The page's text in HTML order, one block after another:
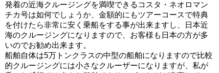
発着の近海クルージングを満喫できるコスタ・ネオロマン
チカ号は如何でしょうか、金額的にもツアーコースで特典
を付けたら非常に安く乗船をする事が出来ますし、日本近
海のクルージングになりますので、お客様も日本の方が多
いのでお勧め出来ます。
船舶自体は5万トンクラスの中型の船舶になりますので比較
的クルージングには小さなクルーザーになりますが、私が